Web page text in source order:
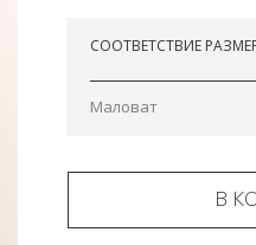
СООТВЕТСТВИЕ
Маловат
В